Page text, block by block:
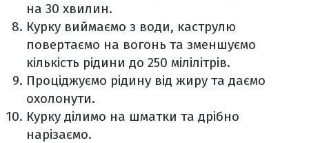
на 30 хвилин.
Курку виймаємо з води, каструлю
повертаємо на вогонь та зменшуємо
кількість рідини до 250 мілілітрів.
Проціджуємо рідину від жиру та даємо
охолонути.
Курку ділимо на шматки та дрібно
нарізаємо.